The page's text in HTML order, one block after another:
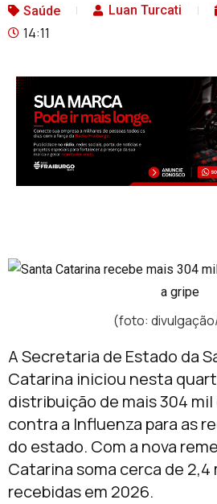
Saúde Luan Turcati
14:11
(foto:
ASecretaria de Estado da
Catarina iniciou nesta
distribuição de mais 304 mil
contra a Influenza para as
do estado. Com a nova
Catarina soma cerca de
recebidas em 2026.